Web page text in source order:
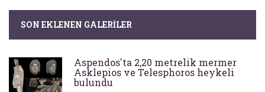
SON EKLENEN GALERILER
Aspendos'ta 2,20 metrelik mermer
Asklepios ve Telesphoros heykeli
bulundu